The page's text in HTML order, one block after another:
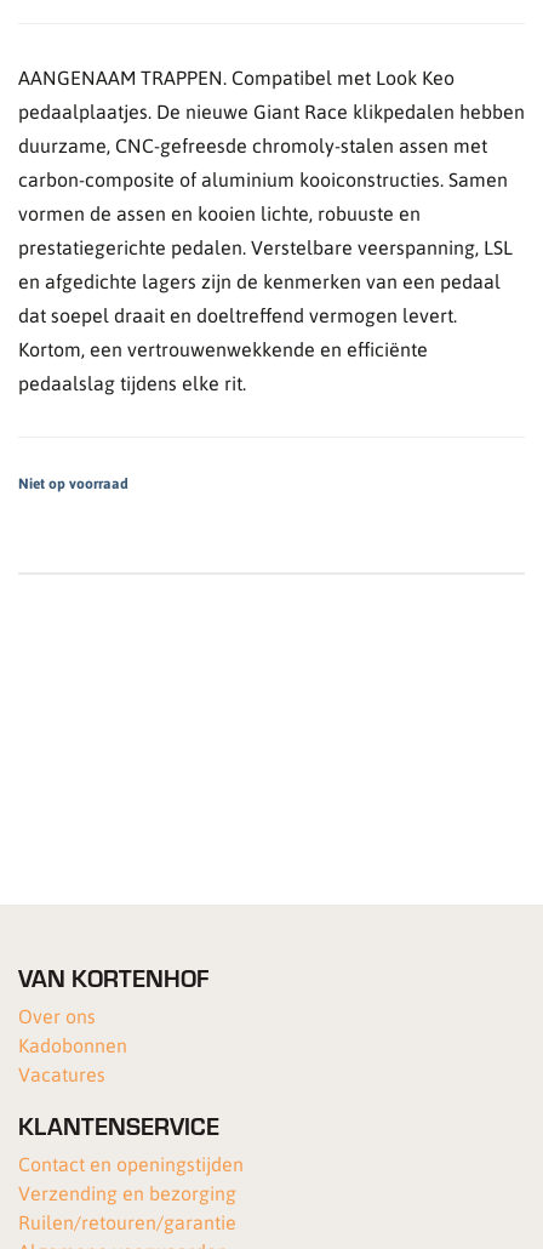
AANGENAAM TRAPPEN. Compatibel met Look Keo
pedaalplaatjes. De nieuwe Giant Race klikpedalen hebben
duurzame, CNC-gefreesde chromoly-stalen assen met
carbon-composite of aluminium kooiconstructies. Samen
vormen de assen en kooien lichte, robuuste en
prestatiegerichte pedalen. Verstelbare veerspanning, LSL
en afgedichte lagers zijn de kenmerken van een pedaal
dat soepel draait en doeltreffend vermogen levert.
Kortom, een vertrouwenwekkende en efficiënte
pedaalslag tijdens elke rit.
Niet op voorraad
VAN KORTENHOF
Over ons
Kadobonnen
Vacatures
KLANTENSERVICE
Contact en openingstijden
Verzending en bezorging
Ruilen/retouren/garantie